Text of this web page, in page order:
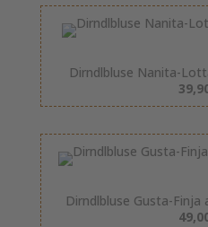
Dirndlbluse Nanita-
Dirndlbluse Gusta-